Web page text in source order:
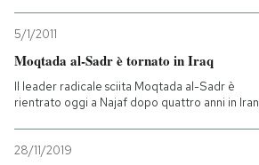
5/1/2011
Moqtada al-Sadr è tornato in Iraq
Il leader radicale sciita Moqtada al-Sadr è
rientrato oggi a Najaf dopo quattro anni in Iran
28/11/2019